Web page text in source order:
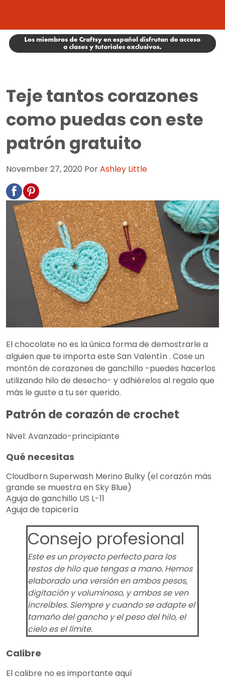
Teje tantos corazones
como puedas con este
patrón gratuito
November 27, 2020 PorAshley Little
El chocolate no es la única forma de demostrarle a
alguien que te importa este San Valentín . Cose un
montón de corazones de ganchillo -puedes hacerlos
utilizando hilo de desecho- y adhiérelos al regalo que
más le guste a tu ser querido.
Patrón de corazón de crochet
Nivel: Avanzado-principiante
Qué necesitas
Cloudborn Superwash Merino Bulky (el corazón más
grande se muestra en Sky Blue)
Aguja de ganchillo US L-11
Aguja de tapicería
Consejo profesional
Este es un proyecto perfecto para los
restos de hilo que tengas a mano. Hemos
elaborado una versión en ambos pesos,
digitación y voluminoso, y ambos se ven
increíbles. Siempre y cuando se adapte el
tamaño del gancho y el peso del hilo, el
cielo es el límite.
Calibre
El calibre no es importante aquí